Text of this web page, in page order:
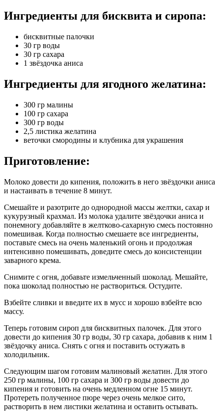
Ингредиенты для бисквита и сиропа:
бисквитные палочки
30 гр воды
30 гр сахара
1 звёздочка аниса
Ингредиенты для ягодного желатина:
300 гр малины
100 гр сахара
300 гр воды
2,5 листика желатина
веточки смородины и клубника для украшения
Приготовление:
Молоко довести до кипения, положить в него звёздочки аниса
и настаивать в течение 8 минут.
Смешайте и разотрите до однородной массы желтки, сахар и
кукурузный крахмал. Из молока удалите звёздочки аниса и
понемногу добавляйте в желтково-сахарную смесь постоянно
помешивая. Когда полностью смешаете все ингредиенты,
поставьте смесь на очень маленький огонь и продолжая
интенсивно помешивать, доведите смесь до консистенции
заварного крема.
Снимите с огня, добавьте измельченный шоколад. Мешайте,
пока шоколад полностью не раствориться. Остудите.
Взбейте сливки и введите их в мусс и хорошо взбейте всю
массу.
Теперь готовим сироп для бисквитных палочек. Для этого
довести до кипения 30 гр воды, 30 гр сахара, добавив к ним 1
звёздочку аниса. Снять с огня и поставить остужать в
холодильник.
Следующим шагом готовим малиновый желатин. Для этого
250 гр малины, 100 гр сахара и 300 гр воды довести до
кипения и готовить на очень медленном огне 15 минут.
Протереть полученное пюре через очень мелкое сито,
растворить в нем листики желатина и оставить остывать.